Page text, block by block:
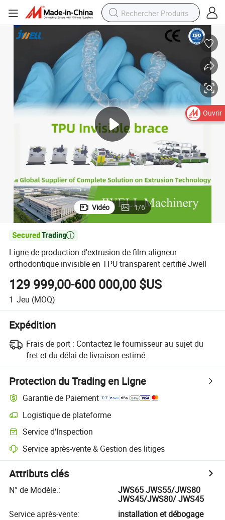
Vidéo 1/6

Ligne de production d'extrusion de film aligneur
orthodontique invisible en TPU transparent certifié Jwell
129 999,00-600 000,00 $US
1 Jeu (MOQ)
Expédition
Frais de port : Contactez le fournisseur au sujet du
fret et du délai de livraison estimé.
Protection du Trading en Ligne
Garantie de Paiement
Logistique de plateforme
Service d'Inspection
Service après-vente & Gestion des litiges
Attributs clés
N° de Modèle.:
JWS65 JWS55/JWS80
JWS45/JWS80/ JWS45
Service après-vente:
installation et débogage
Ouvrir